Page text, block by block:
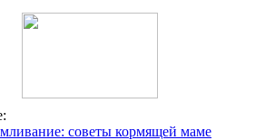
советы кормящей маме